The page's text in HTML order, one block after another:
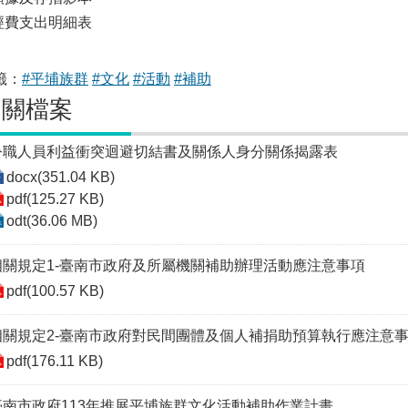
費支出明細表
： #平埔族群 #文化 #活動 #補助
檔案
職人員利益衝突迴避切結書及關係人身分關係揭露表
docx(351.04 KB)
pdf(125.27 KB)
odt(36.06 MB)
關規定1-臺南市政府及所屬機關補助辦理活動應注意事項
pdf(100.57 KB)
關規定2-臺南市政府對民間團體及個人補捐助預算執行應注意
pdf(176.11 KB)